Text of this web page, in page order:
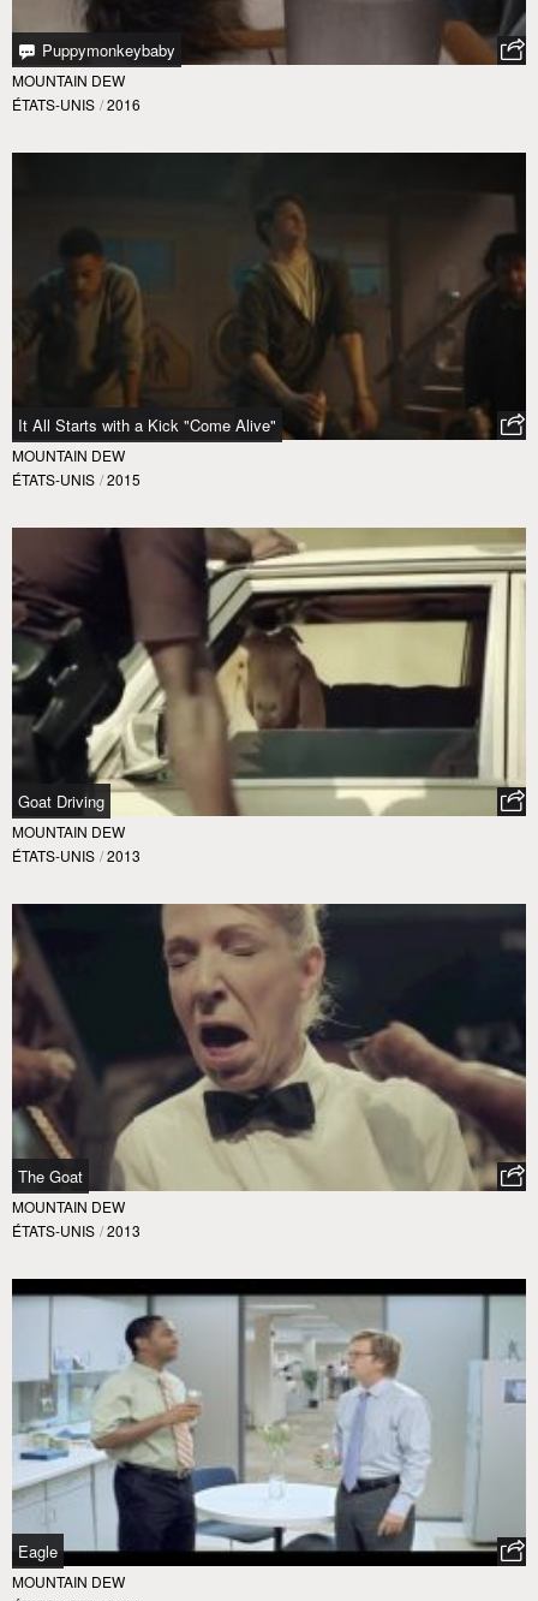
Puppymonkeybaby
MOUNTAIN DEW
ÉTATS-UNIS / 2016
It All Starts with a Kick "Come Alive"
MOUNTAIN DEW
ÉTATS-UNIS / 2015
Goat Driving
MOUNTAIN DEW
ÉTATS-UNIS / 2013
The Goat
MOUNTAIN DEW
ÉTATS-UNIS / 2013
Eagle
MOUNTAIN DEW